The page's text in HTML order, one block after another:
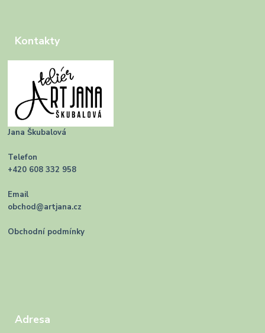
Kontakty
Jana Škubalová
Telefon
+420 608 332 958
Email
obchod@artjana.cz
Obchodní podmínky
Adresa